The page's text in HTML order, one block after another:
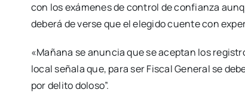
con los exámenes de control de confianza
deberá de verse que el elegido cuente con
«Mañana se anuncia que se aceptan los
local señala que, para ser Fiscal General se
por delito doloso”.